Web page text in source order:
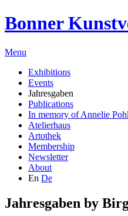
Bonner
Menu
Exhibitions
Events
Jahresgaben
Publications
In memory of Annelie
Atelierhaus
Artothek
Membership
Newsletter
About
En De
Jahresgaben by